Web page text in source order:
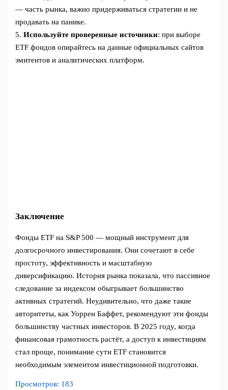
— часть рынка, важно придерживаться стратегии и не
продавать на панике.
5.Используйте проверенные источники: при выборе
ETF фондов опирайтесь на данные официальных сайтов
эмитентов и аналитических платформ.
Заключение
Фонды ETF на S&P 500 — мощный инструмент для
долгосрочного инвестирования. Они сочетают в себе
простоту, эффективность и масштабную
диверсификацию. История рынка показала, что пассивное
следование за индексом обыгрывает большинство
активных стратегий. Неудивительно, что даже такие
авторитеты, как Уоррен Баффет, рекомендуют эти фонды
большинству частных инвесторов. В 2025 году, когда
финансовая грамотность растёт, а доступ к инвестициям
стал проще, понимание сути ETF становится
необходимым элементом инвестиционной подготовки.
Просмотров: 183